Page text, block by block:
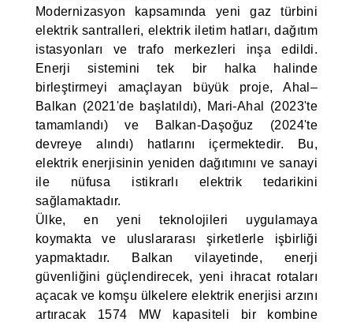
Modernizasyon kapsamında yeni gaz türbini
elektrik santralleri, elektrik iletim hatları, dağıtım
istasyonları ve trafo merkezleri inşa edildi.
Enerji sistemini tek bir halka halinde
birleştirmeyi amaçlayan büyük proje, Ahal–
Balkan (2021'de başlatıldı), Mari-Ahal (2023'te
tamamlandı) ve Balkan-Daşoğuz (2024'te
devreye alındı) hatlarını içermektedir. Bu,
elektrik enerjisinin yeniden dağıtımını ve sanayi
ile nüfusa istikrarlı elektrik tedarikini
sağlamaktadır.
Ülke, en yeni teknolojileri uygulamaya
koymakta ve uluslararası şirketlerle işbirliği
yapmaktadır. Balkan vilayetinde, enerji
güvenliğini güçlendirecek, yeni ihracat rotaları
açacak ve komşu ülkelere elektrik enerjisi arzını
artıracak 1574 MW kapasiteli bir kombine